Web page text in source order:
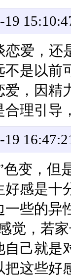
爱，还
是以前
爱，因
理引导
变，但
感是十
些的异
觉，若
己就是
这些好